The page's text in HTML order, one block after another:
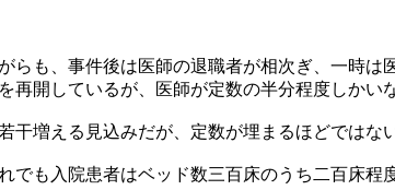
も、事件後は医師の退職者が相次ぎ、一時は
開しているが、医師が定数の半分程度しかい
増える見込みだが、定数が埋まるほどではな
も入院患者はベッド数三百床のうち二百床程